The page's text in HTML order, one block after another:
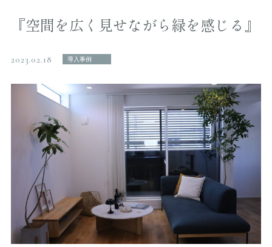
『空間を広く見せながら緑を感じる』
2023.02.18 導入事例